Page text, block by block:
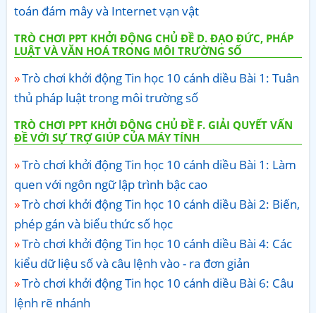
toán đám mây và Internet vạn vật
TRÒ CHƠI PPT KHỞI ĐỘNG CHỦ ĐỀ D. ĐẠO ĐỨC, PHÁP
LUẬT VÀ VĂN HOÁ TRONG MÔI TRƯỜNG SỐ
Trò chơi khởi động Tin học 10 cánh diều Bài 1: Tuân
thủ pháp luật trong môi trường số
TRÒ CHƠI PPT KHỞI ĐỘNG CHỦ ĐỀ F. GIẢI QUYẾT VẤN
ĐỀ VỚI SỰ TRỢ GIÚP CỦA MÁY TÍNH
Trò chơi khởi động Tin học 10 cánh diều Bài 1: Làm
quen với ngôn ngữ lập trình bậc cao
Trò chơi khởi động Tin học 10 cánh diều Bài 2: Biến,
phép gán và biểu thức số học
Trò chơi khởi động Tin học 10 cánh diều Bài 4: Các
kiểu dữ liệu số và câu lệnh vào - ra đơn giản
Trò chơi khởi động Tin học 10 cánh diều Bài 6: Câu
lệnh rẽ nhánh